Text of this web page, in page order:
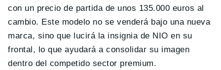
con un precio de partida de unos 135.000 euros al
cambio. Este modelo no se venderá bajo una nueva
marca, sino que lucirá la insignia de NIO en su
frontal, lo que ayudará a consolidar su imagen
dentro del competido sector premium.